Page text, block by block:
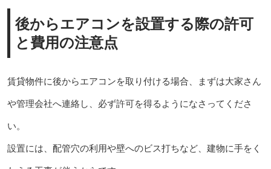
後からエアコンを設置する際の許可
と費用の注意点
賃貸物件に後からエアコンを取り付ける場合、まずは大家さん
や管理会社へ連絡し、必ず許可を得るようになさってくださ
い。
設置には、配管穴の利用や壁へのビス打ちなど、建物に手をく